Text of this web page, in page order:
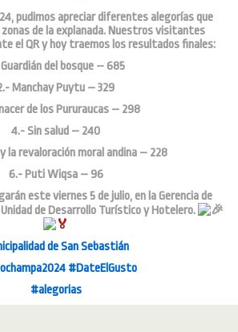
pudimos apreciar diferentes alegorías que
de la explanada. Nuestros visitantes
el QR y hoy traemos los resultados finales:
del bosque – 685
Manchay Puytu – 329
de los Pururaucas – 298
4.- Sin salud – 240
la revaloración moral andina – 228
6.- Puti Wiqsa – 96
este viernes 5 de julio, en la Gerencia de
de Desarrollo Turístico y Hotelero.
de San Sebastián
#DateElGusto
#alegorias